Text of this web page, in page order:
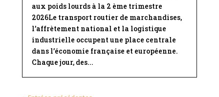
aux poids lourds à la 2 ème trimestre
2026Le transport routier de marchandises,
l’affrètement national et la logistique
industrielle occupent une place centrale
dans l’économie française et européenne.
Chaque jour, des...